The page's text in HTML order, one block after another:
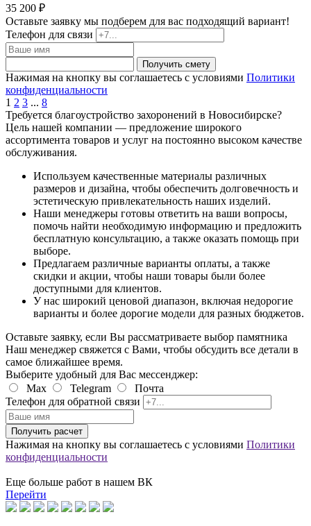
35 200 ₽
Оставьте заявку мы подберем для вас подходящий вариант!
Телефон для связи
Получить смету
Нажимая на кнопку вы соглашаетесь с условиями Политики
конфиденциальности
1 2 3 ... 8
Требуется благоустройство захоронений в Новосибирске?
Цель нашей компании — предложение широкого
ассортимента товаров и услуг на постоянно высоком качестве
обслуживания.
Используем качественные материалы различных
размеров и дизайна, чтобы обеспечить долговечность и
эстетическую привлекательность наших изделий.
Наши менеджеры готовы ответить на ваши вопросы,
помочь найти необходимую информацию и предложить
бесплатную консультацию, а также оказать помощь при
выборе.
Предлагаем различные варианты оплаты, а также
скидки и акции, чтобы наши товары были более
доступными для клиентов.
У нас широкий ценовой диапазон, включая недорогие
варианты и более дорогие модели для разных бюджетов.
Оставьте заявку, если Вы рассматриваете выбор памятника
Наш менеджер свяжется с Вами, чтобы обсудить все детали в
самое ближайшее время.
Выберите удобный для Вас мессенджер:
Max
Telegram
Почта
Телефон для обратной связи
Получить расчет
Нажимая на кнопку вы соглашаетесь с условиями Политики
конфиденциальности
Еще больше работ в нашем ВК
Перейти